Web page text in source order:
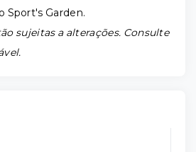
Sport's Garden.
sujeitas a alterações. Consulte